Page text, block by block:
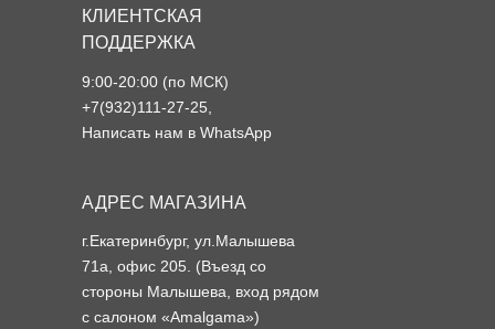
КЛИЕНТСКАЯ
ПОДДЕРЖКА
АДРЕС МАГАЗИНА
г.Екатеринбург, ул.Малышева
71а, офис 205. (Въезд со
стороны Малышева, вход рядом
с салоном «Amalgama»)
9:00-20:00 (по МСК)
+7(932)111-27-25,
Написать нам в WhatsApp